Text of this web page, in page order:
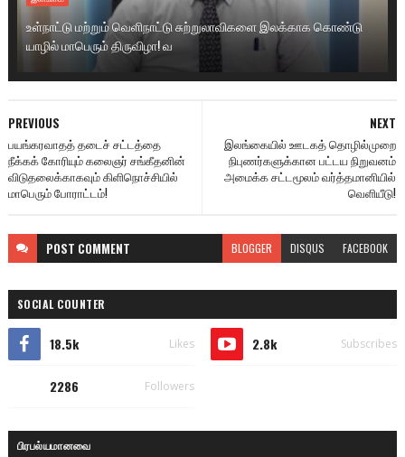
உள்நாட்டு மற்றும் வெளிநாட்டு சுற்றுலாவிகளை இலக்காக கொண்டு
யாழில் மாபெரும் திருவிழா! வ
NEXT
இலங்கையில் ஊடகத் தொழில்முறை
நிபுணர்களுக்கான பட்டய நிறுவனம்
அமைக்க சட்டமூலம் வர்த்தமானியில்
வெளியீடு!
PREVIOUS
பயங்கரவாதத் தடைச் சட்டத்தை
நீக்கக் கோரியும் கலைஞர் சங்கீதனின்
விடுதலைக்காகவும் கிளிநொச்சியில்
மாபெரும் போராட்டம்!
POST COMMENT BLOGGER DISQUS FACEBOOK
SOCIAL COUNTER
18.5k Likes 2.8k Subscribes
2286 Followers
பிரபல்யமானவை